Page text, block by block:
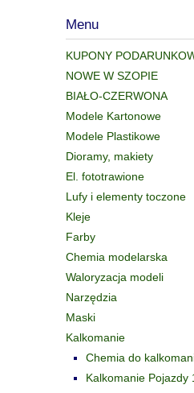
Menu
KUPONY
NOWE W SZOPIE
BIAŁO-CZERWONA
Modele Kartonowe
Modele Plastikowe
Dioramy, makiety
El. fototrawione
Lufy i elementy toczone
Kleje
Farby
Chemia modelarska
Waloryzacja modeli
Narzędzia
Maski
Kalkomanie
Chemia do
Kalkomanie Pojazdy